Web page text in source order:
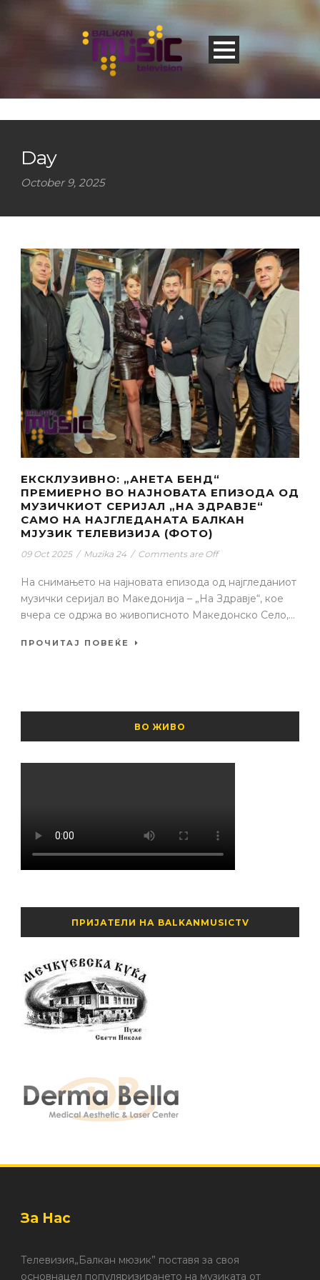
Day
October 9, 2025
ЕКСКЛУЗИВНО: „АНЕТА БЕНД“
ПРЕМИЕРНО ВО НАЈНОВАТА ЕПИЗОДА ОД
МУЗИЧКИОТ СЕРИЈАЛ „НА ЗДРАВЈЕ“
САМО НА НАЈГЛЕДАНАТА БАЛКАН
МЈУЗИК ТЕЛЕВИЗИЈА (ФОТО)
09 Oct 2025 / Muzika 24 / Comments are Off
На снимањето на најновата епизода од најгледаниот
музички серијал во Македонија – „На Здравје“, кое
вчера се одржа во живописното Македонско Село,...
ПРОЧИТАЈ ПОВЕЌЕ
ВО ЖИВО
ПРИЈАТЕЛИ НА BALKANMUSICTV
За Нас
Телевизия„Балкан мюзик” поставя за своя
основнацел популяризирането на музиката от